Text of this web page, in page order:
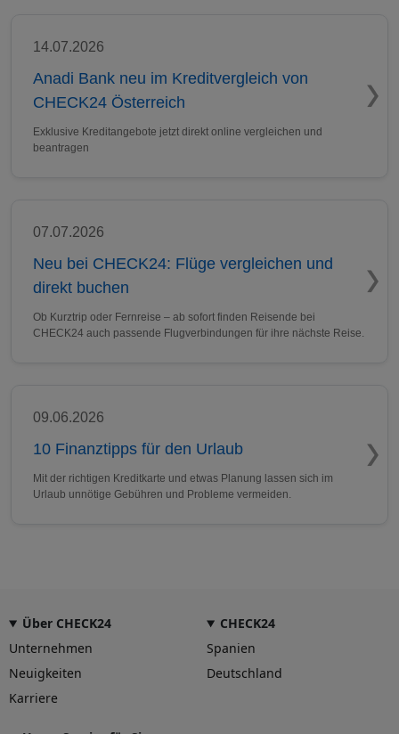
14.07.2026
Anadi Bank neu im Kreditvergleich von
CHECK24 Österreich
Exklusive Kreditangebote jetzt direkt online vergleichen und
beantragen
07.07.2026
Neu bei CHECK24: Flüge vergleichen und
direkt buchen
Ob Kurztrip oder Fernreise – ab sofort finden Reisende bei
CHECK24 auch passende Flugverbindungen für ihre nächste Reise.
09.06.2026
10 Finanztipps für den Urlaub
Mit der richtigen Kreditkarte und etwas Planung lassen sich im
Urlaub unnötige Gebühren und Probleme vermeiden.
Über CHECK24
Unternehmen
Neuigkeiten
Karriere
CHECK24
Spanien
Deutschland